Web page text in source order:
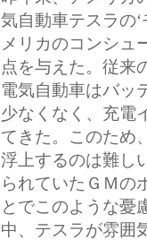
気自動車テスラの
メリカのコンシュ
点を与えた。従来
電気自動車はバッ
少なくなく、充電
てきた。このため
浮上するのは難し
られていたＧＭの
とでこのような憂
中、テスラが雰囲